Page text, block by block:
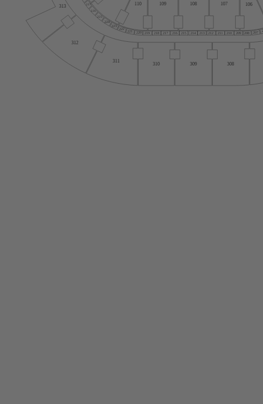
106
107
108
109
308
309
310
207
208
209
2 210
212
213
214
215
216
217
218
219
220
221
222
223
224
225
226
227
3
312
313
110